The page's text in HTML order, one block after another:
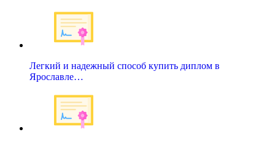
Легкий и надежный способ купить диплом в
Ярославле…